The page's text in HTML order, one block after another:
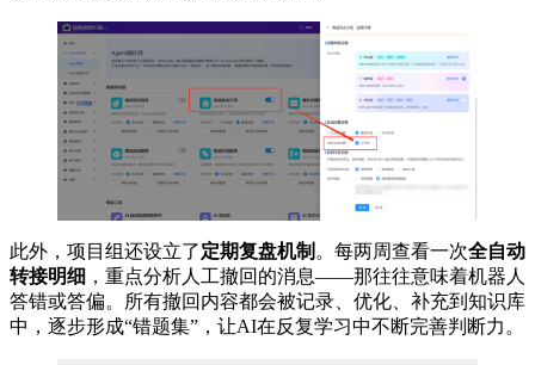
此外，项目组还设立了定期复盘机制 。每两周查看一次全自动
转接明细 ，重点分析人工撤回的消息——那往往意味着机器人
答错或答偏。所有撤回内容都会被记录、优化、补充到知识库
中，逐步形成“错题集”，让AI在反复学习中不断完善判断力。